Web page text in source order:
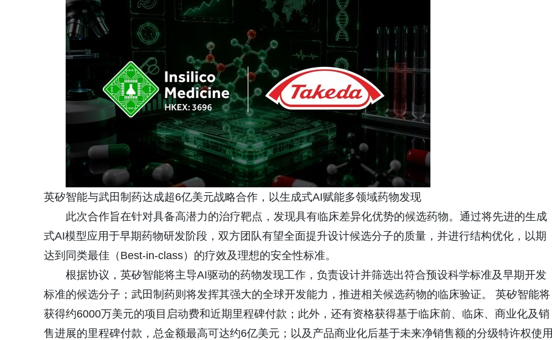
英矽智能与武田制药达成超6亿美元战略合作，以生成式AI赋能多领域药物发现
此次合作旨在针对具备高潜力的治疗靶点，发现具有临床差异化优势的候选药物。通过将先进的生成
式AI模型应用于早期药物研发阶段，双方团队有望全面提升设计候选分子的质量，并进行结构优化，以期
达到同类最佳（Best-in-class）的疗效及理想的安全性标准。
根据协议，英矽智能将主导AI驱动的药物发现工作，负责设计并筛选出符合预设科学标准及早期开发
标准的候选分子；武田制药则将发挥其强大的全球开发能力，推进相关候选药物的临床验证。 英矽智能将
获得约6000万美元的项目启动费和近期里程碑付款；此外，还有资格获得基于临床前、临床、商业化及销
售进展的里程碑付款，总金额最高可达约6亿美元；以及产品商业化后基于未来净销售额的分级特许权使用